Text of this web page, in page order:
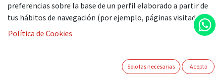
La cafetera de inducción Moka Induction de Bialetti es la
primera Moka para placas de inducción.
las evoluciones de los gustos y hábitos en las cocinas de los
preferencias sobre la base de un perfil elaborado a partir de
tus hábitos de navegación (por ejemplo, páginas visitadas).
Política de Cookies
Solo las necesarias Acepto